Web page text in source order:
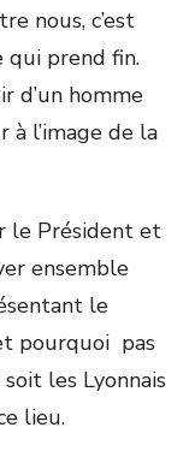
nous, c’est
qui prend fin.
d’un homme
à l’image de la
le Président et
ensemble
le
pourquoi pas
les Lyonnais
lieu.